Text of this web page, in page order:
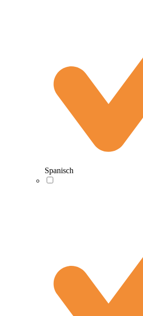
Spanisch